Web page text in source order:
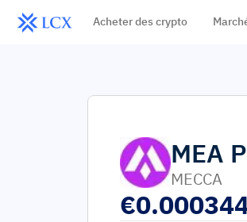
Acheter des crypto
MEA
MECCA
€